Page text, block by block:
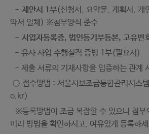
- 제안서 1부(신청서, 요약문, 계획서, 개
약서 일체) ※첨부양식 준수
- 사업자등록증, 법인등기부등본, 고유번
- 유사 사업 수행실적 증빙 1부(필요시)
- 제출 서류의 기재사항을 입증하는 관계
○ 접수방법 : 서울시보조금통합관리시
o.kr)
※등록방법이 조금 복잡할 수 있으니 첨부
미리 방법을 확인하시고, 여유있게 등록하